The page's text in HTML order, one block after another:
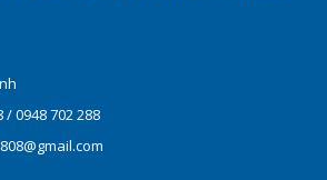
/ 0948 702 288